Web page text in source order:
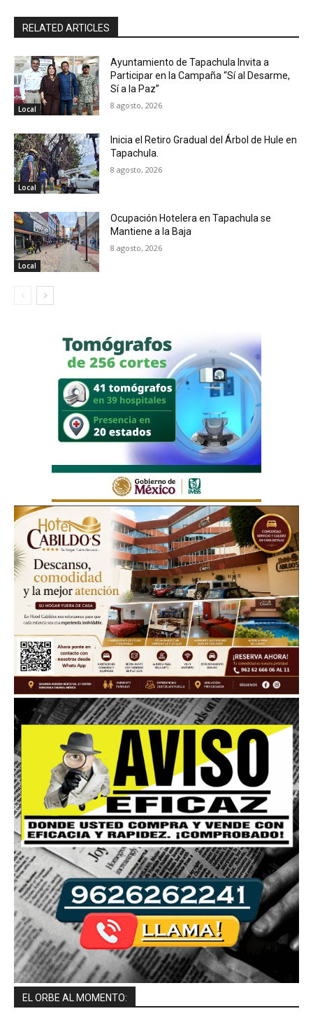
RELATED ARTICLES
Local
Ayuntamiento de Tapachula Invita a
Participar en la Campaña “Sí al Desarme,
Sí a la Paz”
8 agosto, 2026
Local
Inicia el Retiro Gradual del Árbol de Hule en
Tapachula.
8 agosto, 2026
Local
Ocupación Hotelera en Tapachula se
Mantiene a la Baja
8 agosto, 2026
EL ORBE AL MOMENTO: